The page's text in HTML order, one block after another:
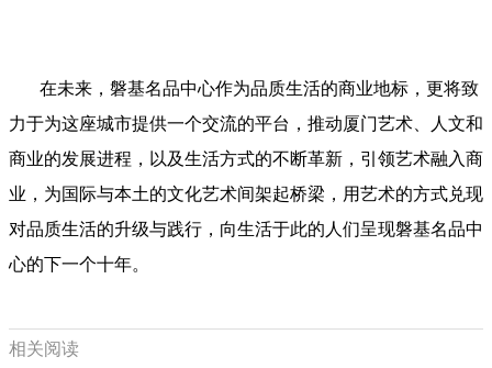
在未来，磐基名品中心作为品质生活的商业地标，更将致
力于为这座城市提供一个交流的平台，推动厦门艺术、人文和
商业的发展进程，以及生活方式的不断革新，引领艺术融入商
业，为国际与本土的文化艺术间架起桥梁，用艺术的方式兑现
对品质生活的升级与践行，向生活于此的人们呈现磐基名品中
心的下一个十年。
相关阅读